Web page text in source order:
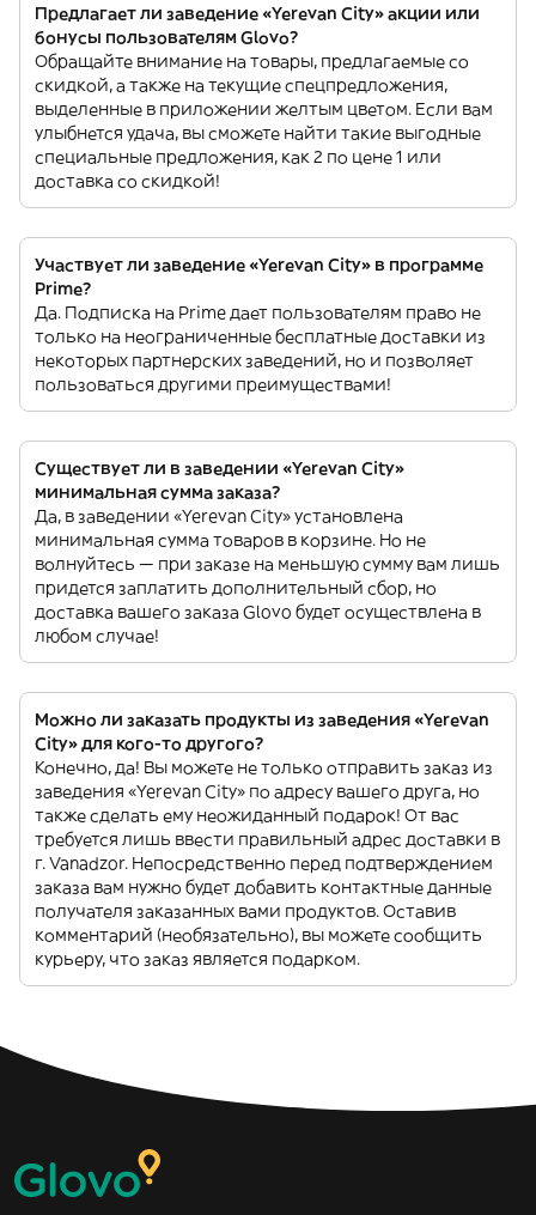
Предлагает ли заведение «Yerevan City» акции или
бонусы пользователям Glovo?
Обращайте внимание на товары, предлагаемые со
скидкой, а также на текущие спецпредложения,
выделенные в приложении желтым цветом. Если вам
улыбнется удача, вы сможете найти такие выгодные
специальные предложения, как 2 по цене 1 или
доставка со скидкой!
Участвует ли заведение «Yerevan City» в программе
Prime?
Да. Подписка на Prime дает пользователям право не
только на неограниченные бесплатные доставки из
некоторых партнерских заведений, но и позволяет
пользоваться другими преимуществами!
Существует ли в заведении «Yerevan City»
минимальная сумма заказа?
Да, в заведении «Yerevan City» установлена
минимальная сумма товаров в корзине. Но не
волнуйтесь — при заказе на меньшую сумму вам лишь
придется заплатить дополнительный сбор, но
доставка вашего заказа Glovo будет осуществлена в
любом случае!
Можно ли заказать продукты из заведения «Yerevan
City» для кого-то другого?
Конечно, да! Вы можете не только отправить заказ из
заведения «Yerevan City» по адресу вашего друга, но
также сделать ему неожиданный подарок! От вас
требуется лишь ввести правильный адрес доставки в
г. Vanadzor. Непосредственно перед подтверждением
заказа вам нужно будет добавить контактные данные
получателя заказанных вами продуктов. Оставив
комментарий (необязательно), вы можете сообщить
курьеру, что заказ является подарком.